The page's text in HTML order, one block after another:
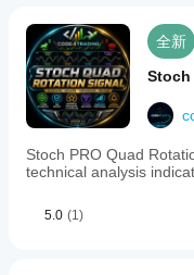
全新
Stoch
Stoc​h PRO Quad
technical analysis
5.0 (1)